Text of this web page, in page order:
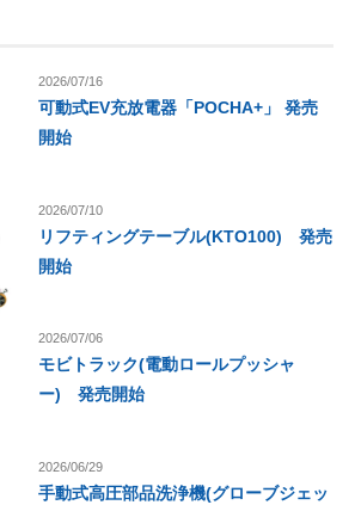
2026/07/16
可動式EV充放電器「POCHA+」 発売
開始
2026/07/10
リフティングテーブル(KTO100) 発売
開始
2026/07/06
モビトラック(電動ロールプッシャ
ー) 発売開始
2026/06/29
手動式高圧部品洗浄機(グローブジェッ